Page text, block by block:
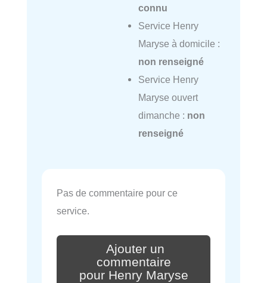
connu
Service Henry
Maryse à domicile :
non renseigné
Service Henry
Maryse ouvert
dimanche : non
renseigné
Pas de commentaire pour ce
service.
Ajouter un
commentaire
pour Henry Maryse